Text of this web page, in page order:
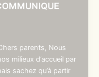
parents, Nous
milieux d’accueil par
sachez qu’à partir